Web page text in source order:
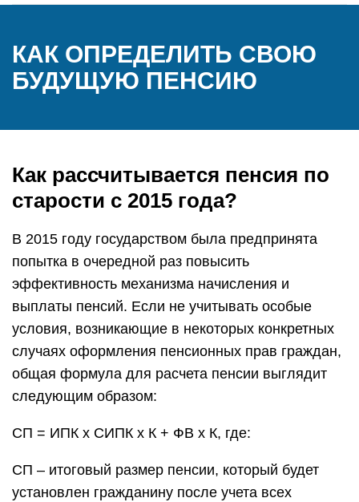
КАК ОПРЕДЕЛИТЬ СВОЮ
БУДУЩУЮ ПЕНСИЮ
Как рассчитывается пенсия по
старости с 2015 года?
В 2015 году государством была предпринята
попытка в очередной раз повысить
эффективность механизма начисления и
выплаты пенсий. Если не учитывать особые
условия, возникающие в некоторых конкретных
случаях оформления пенсионных прав граждан,
общая формула для расчета пенсии выглядит
следующим образом:
СП = ИПК х СИПК х К + ФВ х К, где:
СП – итоговый размер пенсии, который будет
установлен гражданину после учета всех